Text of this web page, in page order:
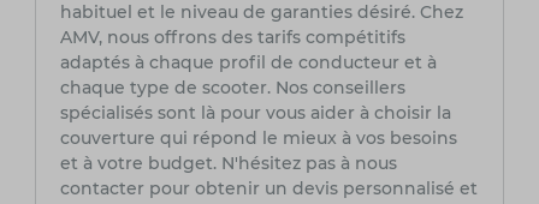
habituel et le niveau de garanties désiré. Chez
AMV, nous offrons des tarifs compétitifs
adaptés à chaque profil de conducteur et à
chaque type de scooter. Nos conseillers
spécialisés sont là pour vous aider à choisir la
couverture qui répond le mieux à vos besoins
et à votre budget. N'hésitez pas à nous
contacter pour obtenir un devis personnalisé et